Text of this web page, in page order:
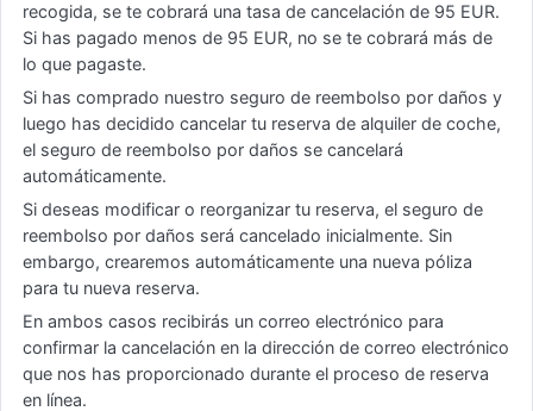
recogida, se te cobrará una tasa de cancelación de 95 EUR.
Si has pagado menos de 95 EUR, no se te cobrará más de
lo que pagaste.
Si has comprado nuestro seguro de reembolso por daños y
luego has decidido cancelar tu reserva de alquiler de coche,
el seguro de reembolso por daños se cancelará
automáticamente.
Si deseas modificar o reorganizar tu reserva, el seguro de
reembolso por daños será cancelado inicialmente. Sin
embargo, crearemos automáticamente una nueva póliza
para tu nueva reserva.
En ambos casos recibirás un correo electrónico para
confirmar la cancelación en la dirección de correo electrónico
que nos has proporcionado durante el proceso de reserva
en línea.